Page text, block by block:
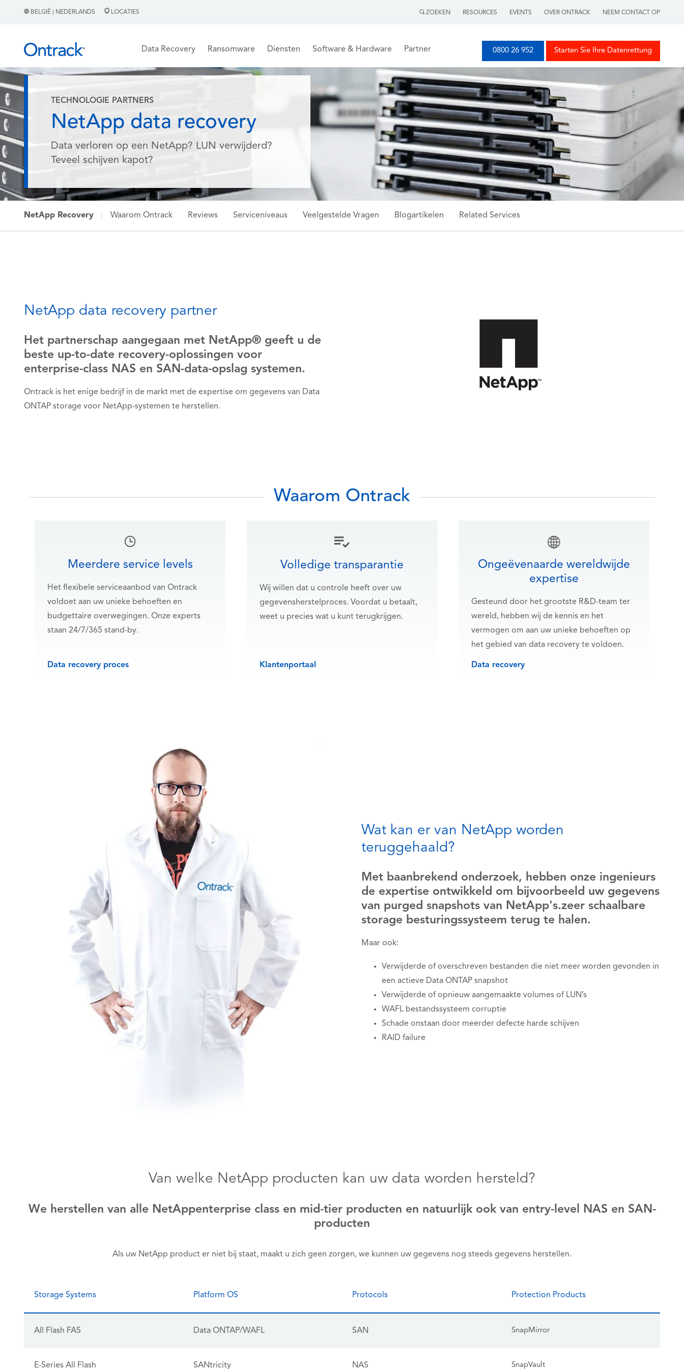
BELGIË | NEDERLANDS LOCATIES ZOEKEN RESOURCES EVENTS OVER ONTRACK NEEM CONTACT OP
Data Recovery Ransomware Diensten Software & Hardware Partner 0800 26 952 Starten Sie Ihre Datenrettung
TECHNOLOGIE PARTNERS
NetApp data recovery
Data verloren op een NetApp? LUN verwijderd?
Teveel schijven kapot?
NetApp Recovery Waarom Ontrack Reviews Serviceniveaus Veelgestelde Vragen Blogartikelen Related Services
NetApp data recovery partner
Het partnerschap aangegaan met NetApp® geeft u de
beste up-to-date recovery-oplossingen voor
enterprise-class NAS en SAN-data-opslag systemen.
Ontrack is het enige bedrijf in de markt met de expertise om gegevens van Data
ONTAP storage voor NetApp-systemen te herstellen.
Waarom Ontrack
Meerdere service levels
Het flexibele serviceaanbod van Ontrack
voldoet aan uw unieke behoeften en
budgettaire overwegingen. Onze experts
staan 24/7/365 stand-by.
Data recovery proces
Volledige transparantie
Wij willen dat u controle heeft over uw
gegevensherstelproces. Voordat u betaalt,
weet u precies wat u kunt terugkrijgen.
Klantenportaal
Ongeëvenaarde wereldwijde
expertise
Gesteund door het grootste R&D-team ter
wereld, hebben wij de kennis en het
vermogen om aan uw unieke behoeften op
het gebied van data recovery te voldoen.
Data recovery
Wat kan er van NetApp worden
teruggehaald?
Met baanbrekend onderzoek, hebben onze ingenieurs
de expertise ontwikkeld om bijvoorbeeld uw gegevens
van purged snapshots van NetApp's.zeer schaalbare
storage besturingssysteem terug te halen.
Maar ook:
Verwijderde of overschreven bestanden die niet meer worden gevonden in
een actieve Data ONTAP snapshot
Verwijderde of opnieuw aangemaakte volumes of LUN’s
WAFL bestandssysteem corruptie
Schade onstaan door meerder defecte harde schijven
RAID failure
Van welke NetApp producten kan uw data worden hersteld?
We herstellen van alle NetAppenterprise class en mid-tier producten en natuurlijk ook van entry-level NAS en SAN-
producten
Als uw NetApp product er niet bij staat, maakt u zich geen zorgen, we kunnen uw gegevens nog steeds gegevens herstellen.
Storage Systems Platform OS Protocols Protection Products
All Flash FAS Data ONTAP/WAFL SAN SnapMirror
E-Series All Flash SANtricity NAS SnapVault